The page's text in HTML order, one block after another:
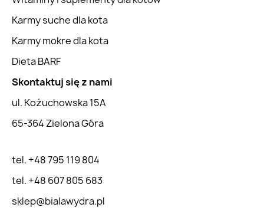
Karmy suche dla kota
Karmy mokre dla kota
Dieta BARF
Skontaktuj się z nami
ul. Kożuchowska 15A
65-364 Zielona Góra
tel. +48 795 119 804
tel. +48 607 805 683
sklep@bialawydra.pl